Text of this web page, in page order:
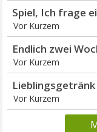
Spiel, Ich frage
Vor Kurzem
Endlich zwei
Vor Kurzem
Lieblingsgetränk
Vor Kurzem